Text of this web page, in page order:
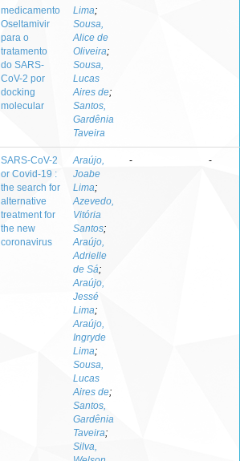
medicamento
Oseltamivir
para o
tratamento
do SARS-
CoV-2 por
docking
molecular
Lima;
Sousa,
Alice de
Oliveira;
Sousa,
Lucas
Aires de;
Santos,
Gardênia
Taveira
SARS-CoV-2
or Covid-19 :
the search for
alternative
treatment for
the new
coronavirus
Araújo,
Joabe
Lima;
Azevedo,
Vitória
Santos;
Araújo,
Adrielle
de Sá;
Araújo,
Jessé
Lima;
Araújo,
Ingryde
Lima;
Sousa,
Lucas
Aires de;
Santos,
Gardênia
Taveira;
Silva,
- -